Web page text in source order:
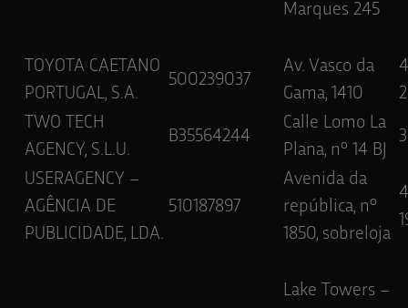
Marques 245
TOYOTA CAETANO
PORTUGAL, S.A.
500239037
Av. Vasco da
Gama, 1410
TWO TECH
AGENCY, S.L.U.
B35564244
Calle Lomo La
Plana, nº 14 BJ
USERAGENCY –
AGÊNCIA DE
PUBLICIDADE, LDA.
510187897
Avenida da
república, nº
1850, sobreloja
Lake Towers –